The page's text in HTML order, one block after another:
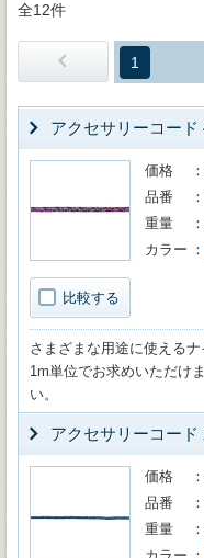
全12件
1
アクセサリーコード
比較する
価格
品番
重量
カラー
さまざまな用途に使える
1m単位でお求めいただけ
い。
アクセサリーコード
価格
品番
重量